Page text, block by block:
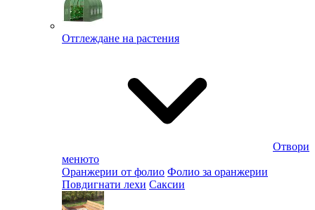
Отглеждане на растения
Отвори
менюто
Оранжерии от фолио Фолио за оранжерии
Повдигнати лехи Саксии